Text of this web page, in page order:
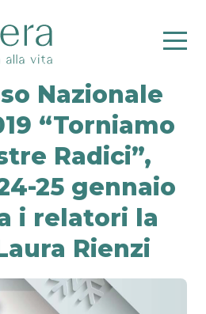
Nazionale
“Torniamo
Radici”,
25 gennaio
i relatori la
Rienzi